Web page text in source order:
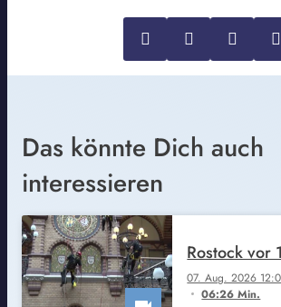
Das könnte Dich auch
interessieren
07. Aug. 2026
06:26 Min.
Rostock vor